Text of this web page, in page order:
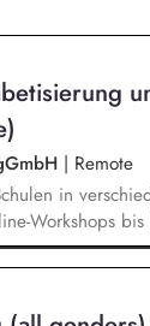
| Remote
in
Workshops
Lesen lernen,
in der